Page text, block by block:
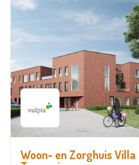
Woon- en Zorghuis Villa